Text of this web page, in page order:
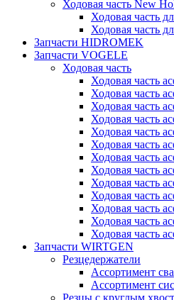
Ходовая часть New
Ходовая часть
Ходовая часть
Запчасти HIDROMEK
Запчасти VOGELE
Ходовая часть
Ходовая часть
Ходовая часть
Ходовая часть
Ходовая часть
Ходовая часть
Ходовая часть
Ходовая часть
Ходовая часть
Ходовая часть
Ходовая часть
Ходовая часть
Ходовая часть
Ходовая часть
Запчасти WIRTGEN
Резцедержатели
Ассортимент
Ассортимент
Резцы с круглым